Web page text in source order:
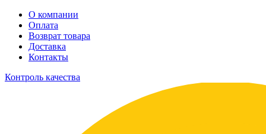
О компании
Оплата
Возврат товара
Доставка
Контакты
Контроль качества